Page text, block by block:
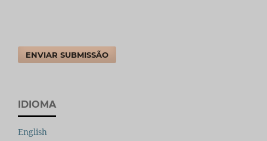
ENVIAR SUBMISSÃO
IDIOMA
English